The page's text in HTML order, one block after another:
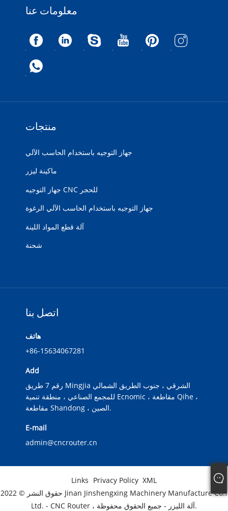
معلومات عنا
منتجات
جهاز التوجيه باستخدام الحاسب الآلي
ماكينة ليزر
جهاز التوجيه CNC للحجر
جهاز التوجيه باستخدام الحاسب الآلي الرغوة
آلة قطع المواد اللينة
شحنة
اتصل بنا
هاتف
+86-15634067281
Add
رقم 7 طريق Mingjia الشرقي ، جنوب الطريق الشمالي
للمجمع الصناعي ، منطقة تنمية Ecnomic ، مقاطعة Qihe ،
مقاطعة Shandong ، الصين.
E-mail
admin@cncrouter.cn
Links Privacy Policy XML
حقوق النشر © 2022 Jinan Jinshengxing Machinery Manufacture Co.،
Ltd. - CNC Router ، آلة الليزر - جميع الحقوق محفوظة.